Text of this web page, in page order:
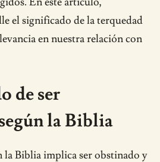
el significado de la terquedad
en nuestra relación con
de ser
la Biblia
la Biblia implica ser obstinado y